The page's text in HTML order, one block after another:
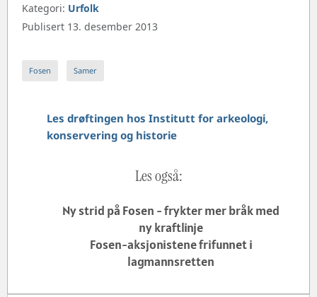
Kategori: Urfolk
Publisert 13. desember 2013
Fosen Samer
Les drøftingen hos Institutt for arkeologi,
konservering og historie
Les også:
Ny strid på Fosen - frykter mer bråk med
ny kraftlinje
Fosen-aksjonistene frifunnet i
lagmannsretten